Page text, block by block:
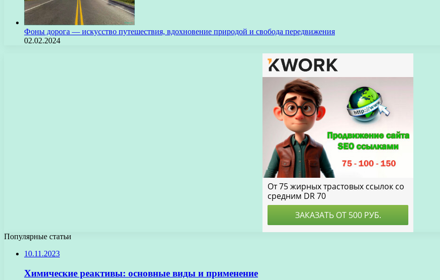
Фоны дорога — искусство путешествия, вдохновение природой и свобода передвижения
02.02.2024
Популярные статьи
10.11.2023
Химические реактивы: основные виды и применение